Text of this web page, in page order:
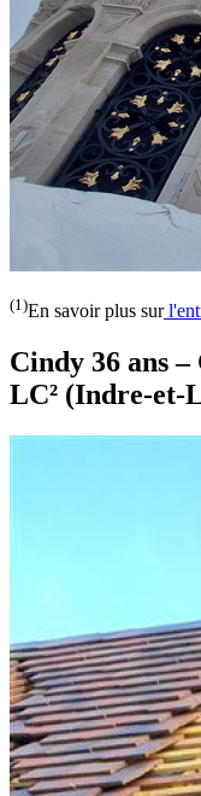
(1)En savoir plus sur
Cindy 36 ans
LC² (Indre-et-